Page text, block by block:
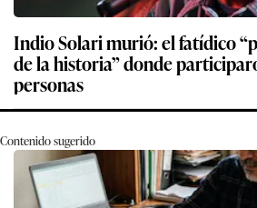
Indio Solari murió: el fatídico
de la historia” donde
personas
Contenido sugerido